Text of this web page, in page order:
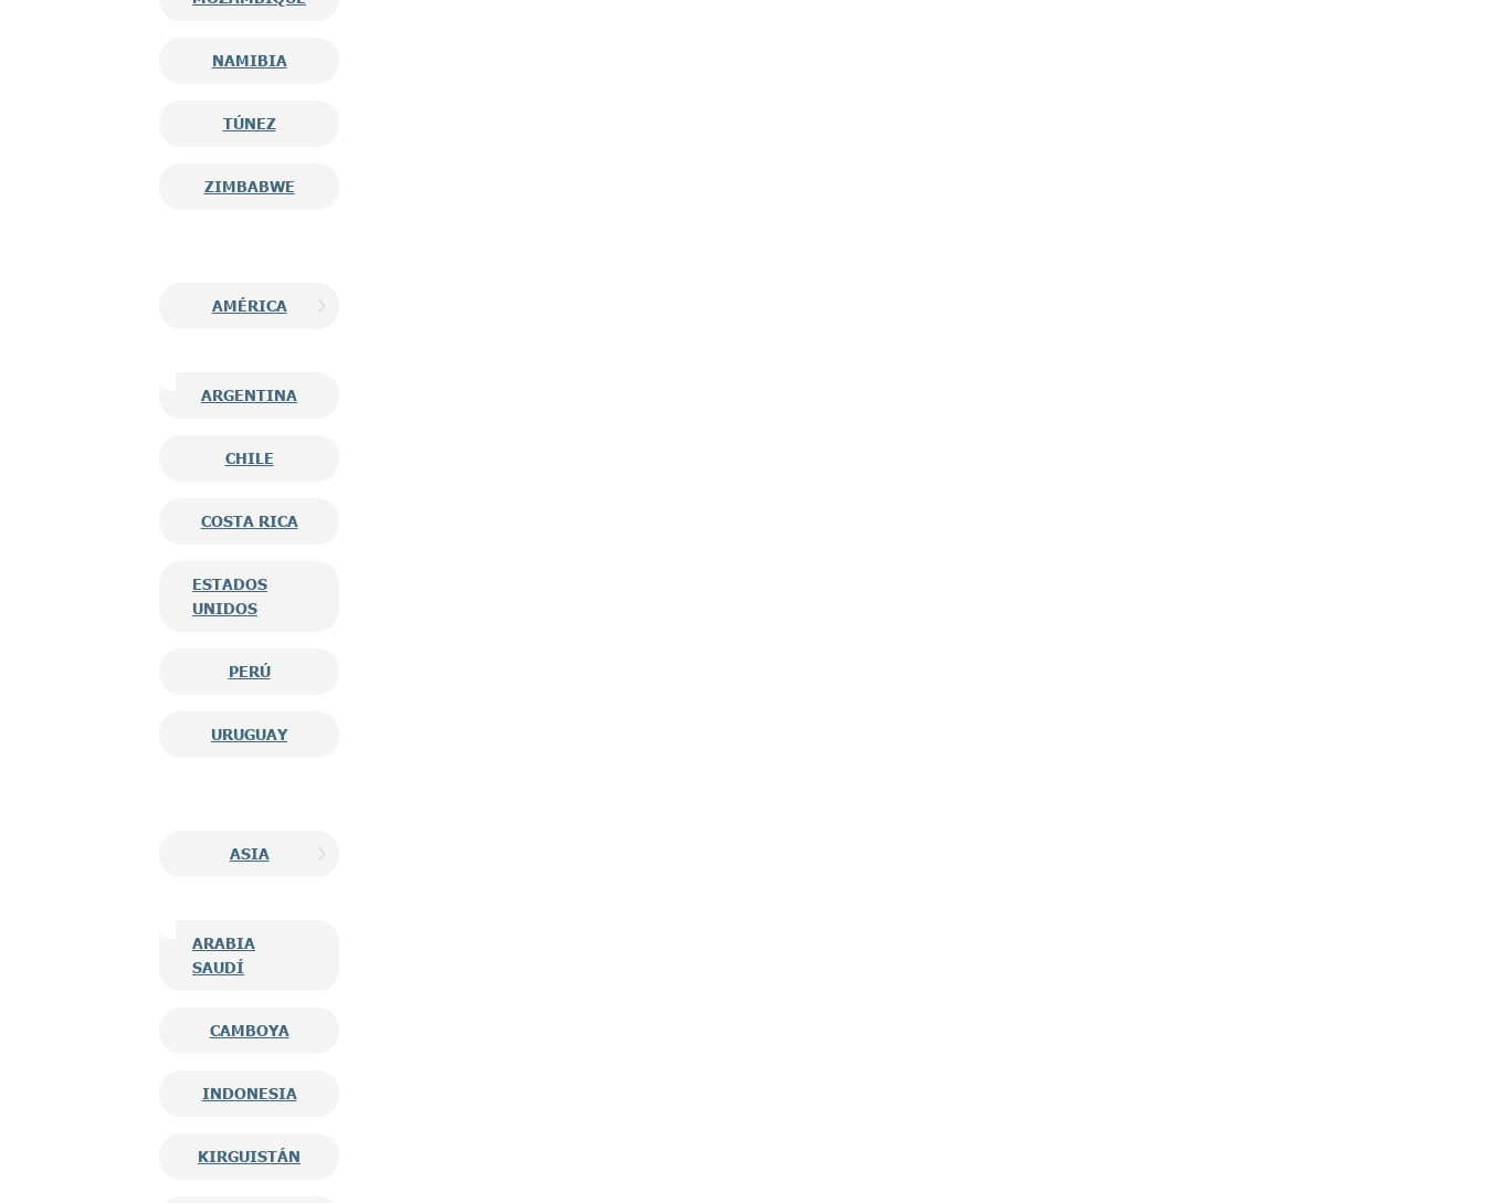
NAMIBIA
TÚNEZ
ZIMBABWE
AMÉRICA
ARGENTINA
CHILE
COSTA RICA
ESTADOS
UNIDOS
PERÚ
URUGUAY
ASIA
ARABIA
SAUDÍ
CAMBOYA
INDONESIA
KIRGUISTÁN